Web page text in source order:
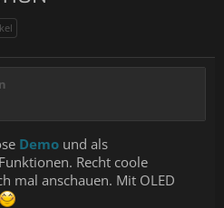
Demo und als
Recht coole
mal anschauen. Mit OLED